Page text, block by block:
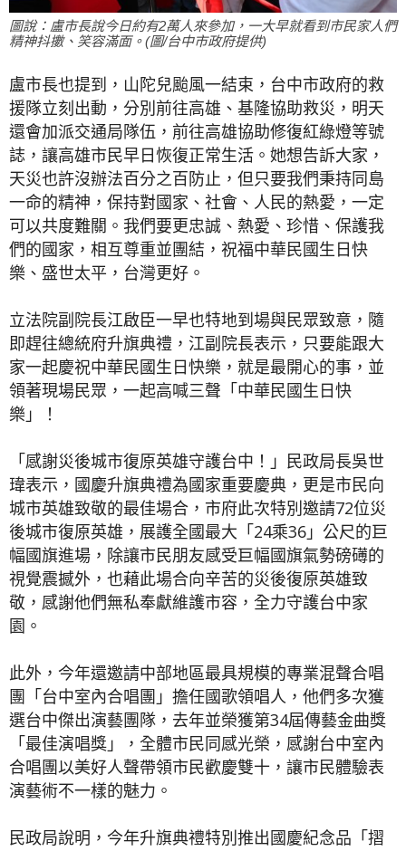
圖說：盧市長說今日約有2萬人來參加，一大早就看到市民家人們
精神抖擻、笑容滿面。(圖/台中市政府提供)
盧市長也提到，山陀兒颱風一結束，台中市政府的救
援隊立刻出動，分別前往高雄、基隆協助救災，明天
還會加派交通局隊伍，前往高雄協助修復紅綠燈等號
誌，讓高雄市民早日恢復正常生活。她想告訴大家，
天災也許沒辦法百分之百防止，但只要我們秉持同島
一命的精神，保持對國家、社會、人民的熱愛，一定
可以共度難關。我們要更忠誠、熱愛、珍惜、保護我
們的國家，相互尊重並團結，祝福中華民國生日快
樂、盛世太平，台灣更好。
立法院副院長江啟臣一早也特地到場與民眾致意，隨
即趕往總統府升旗典禮，江副院長表示，只要能跟大
家一起慶祝中華民國生日快樂，就是最開心的事，並
領著現場民眾，一起高喊三聲「中華民國生日快
樂」！
「感謝災後城市復原英雄守護台中！」民政局長吳世
瑋表示，國慶升旗典禮為國家重要慶典，更是市民向
城市英雄致敬的最佳場合，市府此次特別邀請72位災
後城市復原英雄，展護全國最大「24乘36」公尺的巨
幅國旗進場，除讓市民朋友感受巨幅國旗氣勢磅礡的
視覺震撼外，也藉此場合向辛苦的災後復原英雄致
敬，感謝他們無私奉獻維護市容，全力守護台中家
園。
此外，今年還邀請中部地區最具規模的專業混聲合唱
團「台中室內合唱團」擔任國歌領唱人，他們多次獲
選台中傑出演藝團隊，去年並榮獲第34屆傳藝金曲獎
「最佳演唱獎」，全體市民同感光榮，感謝台中室內
合唱團以美好人聲帶領市民歡慶雙十，讓市民體驗表
演藝術不一樣的魅力。
民政局說明，今年升旗典禮特別推出國慶紀念品「摺